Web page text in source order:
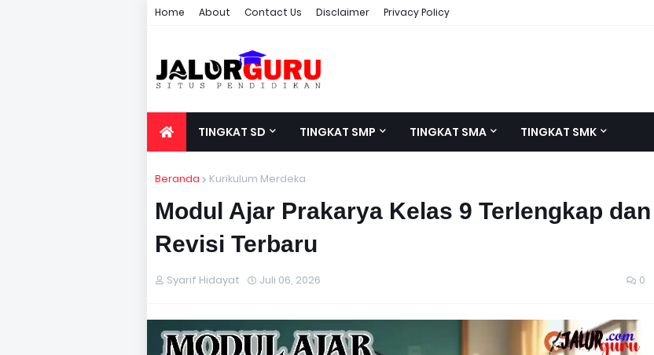
Home About Contact Us Disclaimer Privacy Policy
TINGKAT SD TINGKAT SMP TINGKAT SMA TINGKAT SMK
Beranda Kurikulum Merdeka
Modul Ajar Prakarya Kelas 9 Terlengkap dan
Revisi Terbaru
Syarif Hidayat Juli 06, 2026 0